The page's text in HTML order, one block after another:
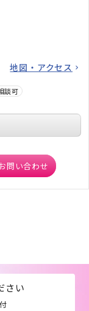
地図・アクセス
談可
問い合わせ
さい